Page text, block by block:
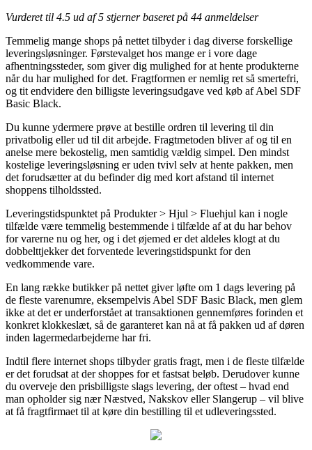
Vurderet til 4.5 ud af 5 stjerner baseret på 44 anmeldelser
Temmelig mange shops på nettet tilbyder i dag diverse forskellige
leveringsløsninger. Førstevalget hos mange er i vore dage
afhentningssteder, som giver dig mulighed for at hente produkterne
når du har mulighed for det. Fragtformen er nemlig ret så smertefri,
og tit endvidere den billigste leveringsudgave ved køb af Abel SDF
Basic Black.
Du kunne ydermere prøve at bestille ordren til levering til din
privatbolig eller ud til dit arbejde. Fragtmetoden bliver af og til en
anelse mere bekostelig, men samtidig vældig simpel. Den mindst
kostelige leveringsløsning er uden tvivl selv at hente pakken, men
det forudsætter at du befinder dig med kort afstand til internet
shoppens tilholdssted.
Leveringstidspunktet på Produkter > Hjul > Fluehjul kan i nogle
tilfælde være temmelig bestemmende i tilfælde af at du har behov
for varerne nu og her, og i det øjemed er det aldeles klogt at du
dobbelttjekker det forventede leveringstidspunkt for den
vedkommende vare.
En lang række butikker på nettet giver løfte om 1 dags levering på
de fleste varenumre, eksempelvis Abel SDF Basic Black, men glem
ikke at det er underforstået at transaktionen gennemføres forinden et
konkret klokkeslæt, så de garanteret kan nå at få pakken ud af døren
inden lagermedarbejderne har fri.
Indtil flere internet shops tilbyder gratis fragt, men i de fleste tilfælde
er det forudsat at der shoppes for et fastsat beløb. Derudover kunne
du overveje den prisbilligste slags levering, der oftest – hvad end
man opholder sig nær Næstved, Nakskov eller Slangerup – vil blive
at få fragtfirmaet til at køre din bestilling til et udleveringssted.